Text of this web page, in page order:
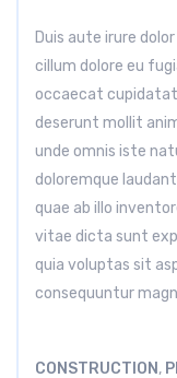
Duis aute irure
cillum dolore eu
occaecat cupidatat
deserunt mollit
unde omnis iste
doloremque
quae ab illo
vitae dicta sunt
quia voluptas sit
consequuntur
CONSTRUCTION ,